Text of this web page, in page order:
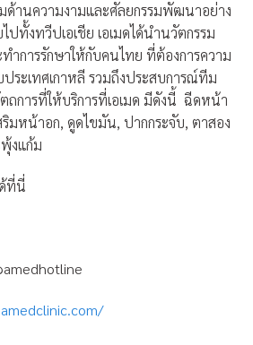
ด้านความงามและศัลยกรรมพัฒนาอย่าง
ทั้งทวีปเอเชีย เอเมดได้นำนวัตกรรม
ำการรักษาให้กับคนไทย ที่ต้องการความ
ระเทศเกาหลี รวมถึงประสบการณ์ทีม
การที่ให้บริการที่เอเมด มีดังนี้ ฉีดหน้า
ริมหน้าอก, ดูดไขมัน, ปากกระจับ, ตาสอง
งแก้ม
ที่นี่